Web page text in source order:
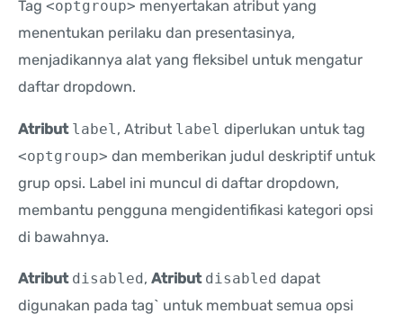
Tag <optgroup> menyertakan atribut yang
menentukan perilaku dan presentasinya,
menjadikannya alat yang fleksibel untuk mengatur
daftar dropdown.
Atribut label , Atribut label diperlukan untuk tag
<optgroup> dan memberikan judul deskriptif untuk
grup opsi. Label ini muncul di daftar dropdown,
membantu pengguna mengidentifikasi kategori opsi
di bawahnya.
Atribut disabled, Atribut disabled dapat
digunakan pada tag` untuk membuat semua opsi